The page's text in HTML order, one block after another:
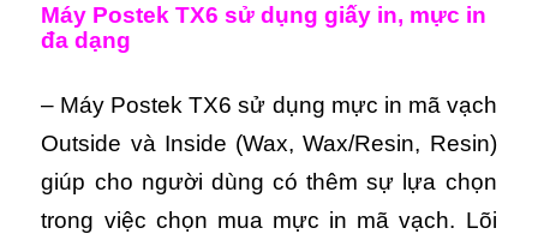
Máy Postek TX6 sử dụng giấy in, mực in
đa dạng
– Máy Postek TX6 sử dụng mực in mã vạch
Outside và Inside (Wax, Wax/Resin, Resin)
giúp cho người dùng có thêm sự lựa chọn
trong việc chọn mua mực in mã vạch. Lõi